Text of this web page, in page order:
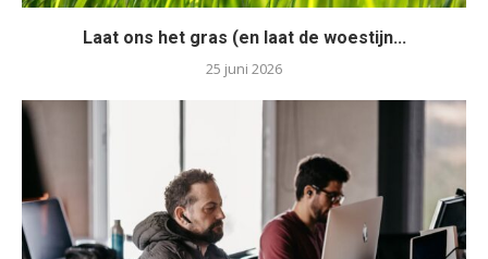
Laat ons het gras (en laat de woestijn...
25 juni 2026